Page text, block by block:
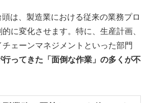
は、製造業における従来の業務プロ
に変化させます。特に、生産計画、
ェーンマネジメントといった部門
行ってきた「面倒な作業」の多くが不